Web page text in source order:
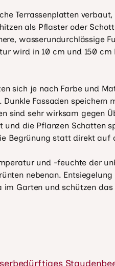
Terrassenplatten verbaut,
als Pflaster oder
wasserundurchlässige
wird in 10 cm und 150 cm
sich je nach Farbe und
Fassaden speichern
sind sehr wirksam gegen
und die Pflanzen Schatten
Begrünung statt direkt auf
und -feuchte der
nebenan.
im Garten und schützen